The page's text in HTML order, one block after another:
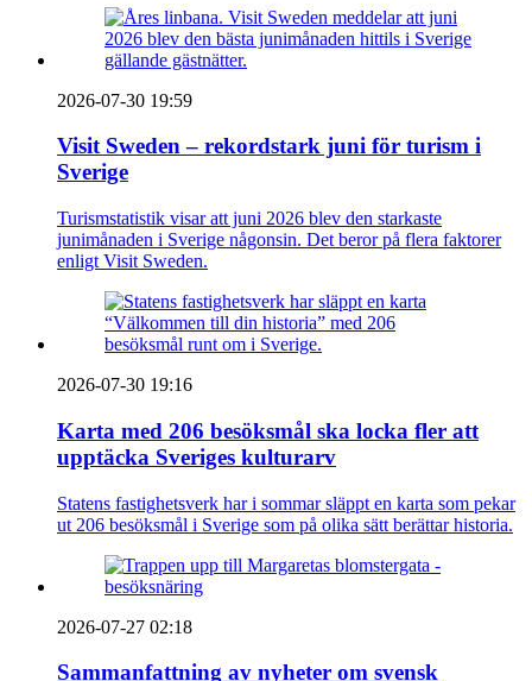
2026-07-30 19:59
Visit Sweden – rekordstark juni för turism i
Sverige
Turismstatistik visar att juni 2026 blev den starkaste
junimånaden i Sverige någonsin. Det beror på flera faktorer
enligt Visit Sweden.
2026-07-30 19:16
Karta med 206 besöksmål ska locka fler att
upptäcka Sveriges kulturarv
Statens fastighetsverk har i sommar släppt en karta som pekar
ut 206 besöksmål i Sverige som på olika sätt berättar historia.
2026-07-27 02:18
Sammanfattning av nyheter om svensk